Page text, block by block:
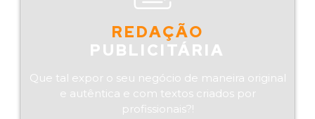
REDAÇÃO
PUBLICITÁRIA
Que tal expor o seu negócio de maneira original
e autêntica e com textos criados por
profissionais?!